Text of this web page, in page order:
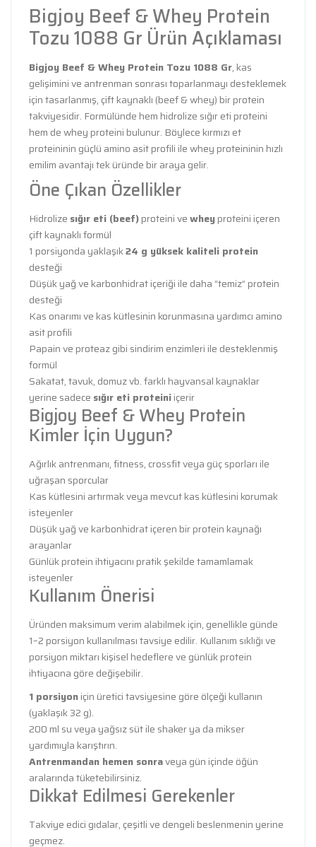
Bigjoy Beef & Whey Protein
Tozu 1088 Gr Ürün Açıklaması
Bigjoy Beef & Whey Protein Tozu 1088 Gr, kas
gelişimini ve antrenman sonrası toparlanmayı desteklemek
için tasarlanmış, çift kaynaklı (beef & whey) bir protein
takviyesidir. Formülünde hem hidrolize sığır eti proteini
hem de whey proteini bulunur. Böylece kırmızı et
proteininin güçlü amino asit profili ile whey proteininin hızlı
emilim avantajı tek üründe bir araya gelir.
Öne Çıkan Özellikler
Hidrolize sığır eti (beef)proteini vewheyproteini içeren
çift kaynaklı formül
1 porsiyonda yaklaşık24 g yüksek kaliteli protein
desteği
Düşük yağ ve karbonhidrat içeriği ile daha “temiz” protein
desteği
Kas onarımı ve kas kütlesinin korunmasına yardımcı amino
asit profili
Papain ve proteaz gibi sindirim enzimleri ile desteklenmiş
formül
Sakatat, tavuk, domuz vb. farklı hayvansal kaynaklar
yerine sadece sığır eti proteiniiçerir
Bigjoy Beef & Whey Protein
Kimler İçin Uygun?
Ağırlık antrenmanı, fitness, crossfit veya güç sporları ile
uğraşan sporcular
Kas kütlesini artırmak veya mevcut kas kütlesini korumak
isteyenler
Düşük yağ ve karbonhidrat içeren bir protein kaynağı
arayanlar
Günlük protein ihtiyacını pratik şekilde tamamlamak
isteyenler
Kullanım Önerisi
Üründen maksimum verim alabilmek için, genellikle günde
1–2 porsiyon kullanılması tavsiye edilir. Kullanım sıklığı ve
porsiyon miktarı kişisel hedeflere ve günlük protein
ihtiyacına göre değişebilir.
1 porsiyoniçin üretici tavsiyesine göre ölçeği kullanın
(yaklaşık 32 g).
200 ml su veya yağsız süt ile shaker ya da mikser
yardımıyla karıştırın.
Antrenmandan hemen sonraveya gün içinde öğün
aralarında tüketebilirsiniz.
Dikkat Edilmesi Gerekenler
Takviye edici gıdalar, çeşitli ve dengeli beslenmenin yerine
geçmez.